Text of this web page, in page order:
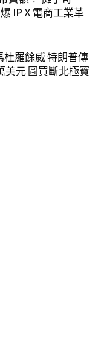
IP X 電商工業革
杜羅餘威 特朗普傳
美元 圖買斷北極寶